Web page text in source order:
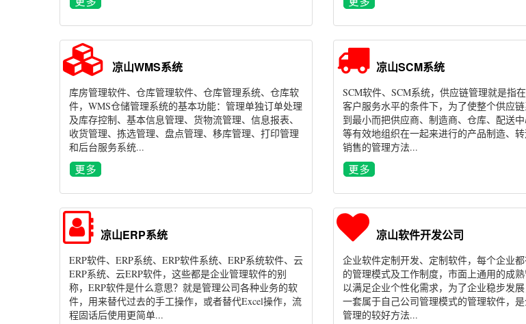
凉山WMS系统
库房管理软件、仓库管理软件、仓库管理系统、仓库软
件，WMS仓储管理系统的基本功能：管理单独订单处理
及库存控制、基本信息管理、货物流管理、信息报表、
收货管理、拣选管理、盘点管理、移库管理、打印管理
和后台服务系统...
凉山SCM系统
SCM软件、SCM系统，供应链管理就是指
客户服务水平的条件下，为了使整个供应
到最小而把供应商、制造商、仓库、配送
等有效地组织在一起来进行的产品制造、
销售的管理方法...
凉山ERP系统
ERP软件、ERP系统、ERP软件系统、ERP系统软件、云
ERP系统、云ERP软件，这些都是企业管理软件的别
称，ERP软件是什么意思？就是管理公司各种业务的软
件，用来替代过去的手工操作，或者替代Excel操作，流
程固话后使用更简单...
凉山软件开发公司
企业软件定制开发、定制软件，每个企业
的管理模式及工作制度，市面上通用的成
以满足企业个性化需求，为了企业稳步发
一套属于自己公司管理模式的管理软件，
管理的较好方法...